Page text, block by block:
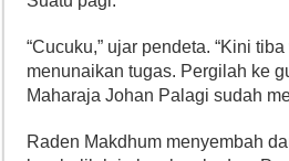
“Cucuku,” ujar pendeta. “Kini
menunaikan tugas. Pergilah ke
Maharaja Johan Palagi sudah
Raden Makdhum menyembah